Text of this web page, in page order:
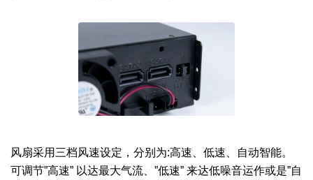
风扇采用三档风速设定，分别为:高速、低速、自动智能。
可调节”高速” 以达最大气流、”低速” 来达低噪音运作或是”自